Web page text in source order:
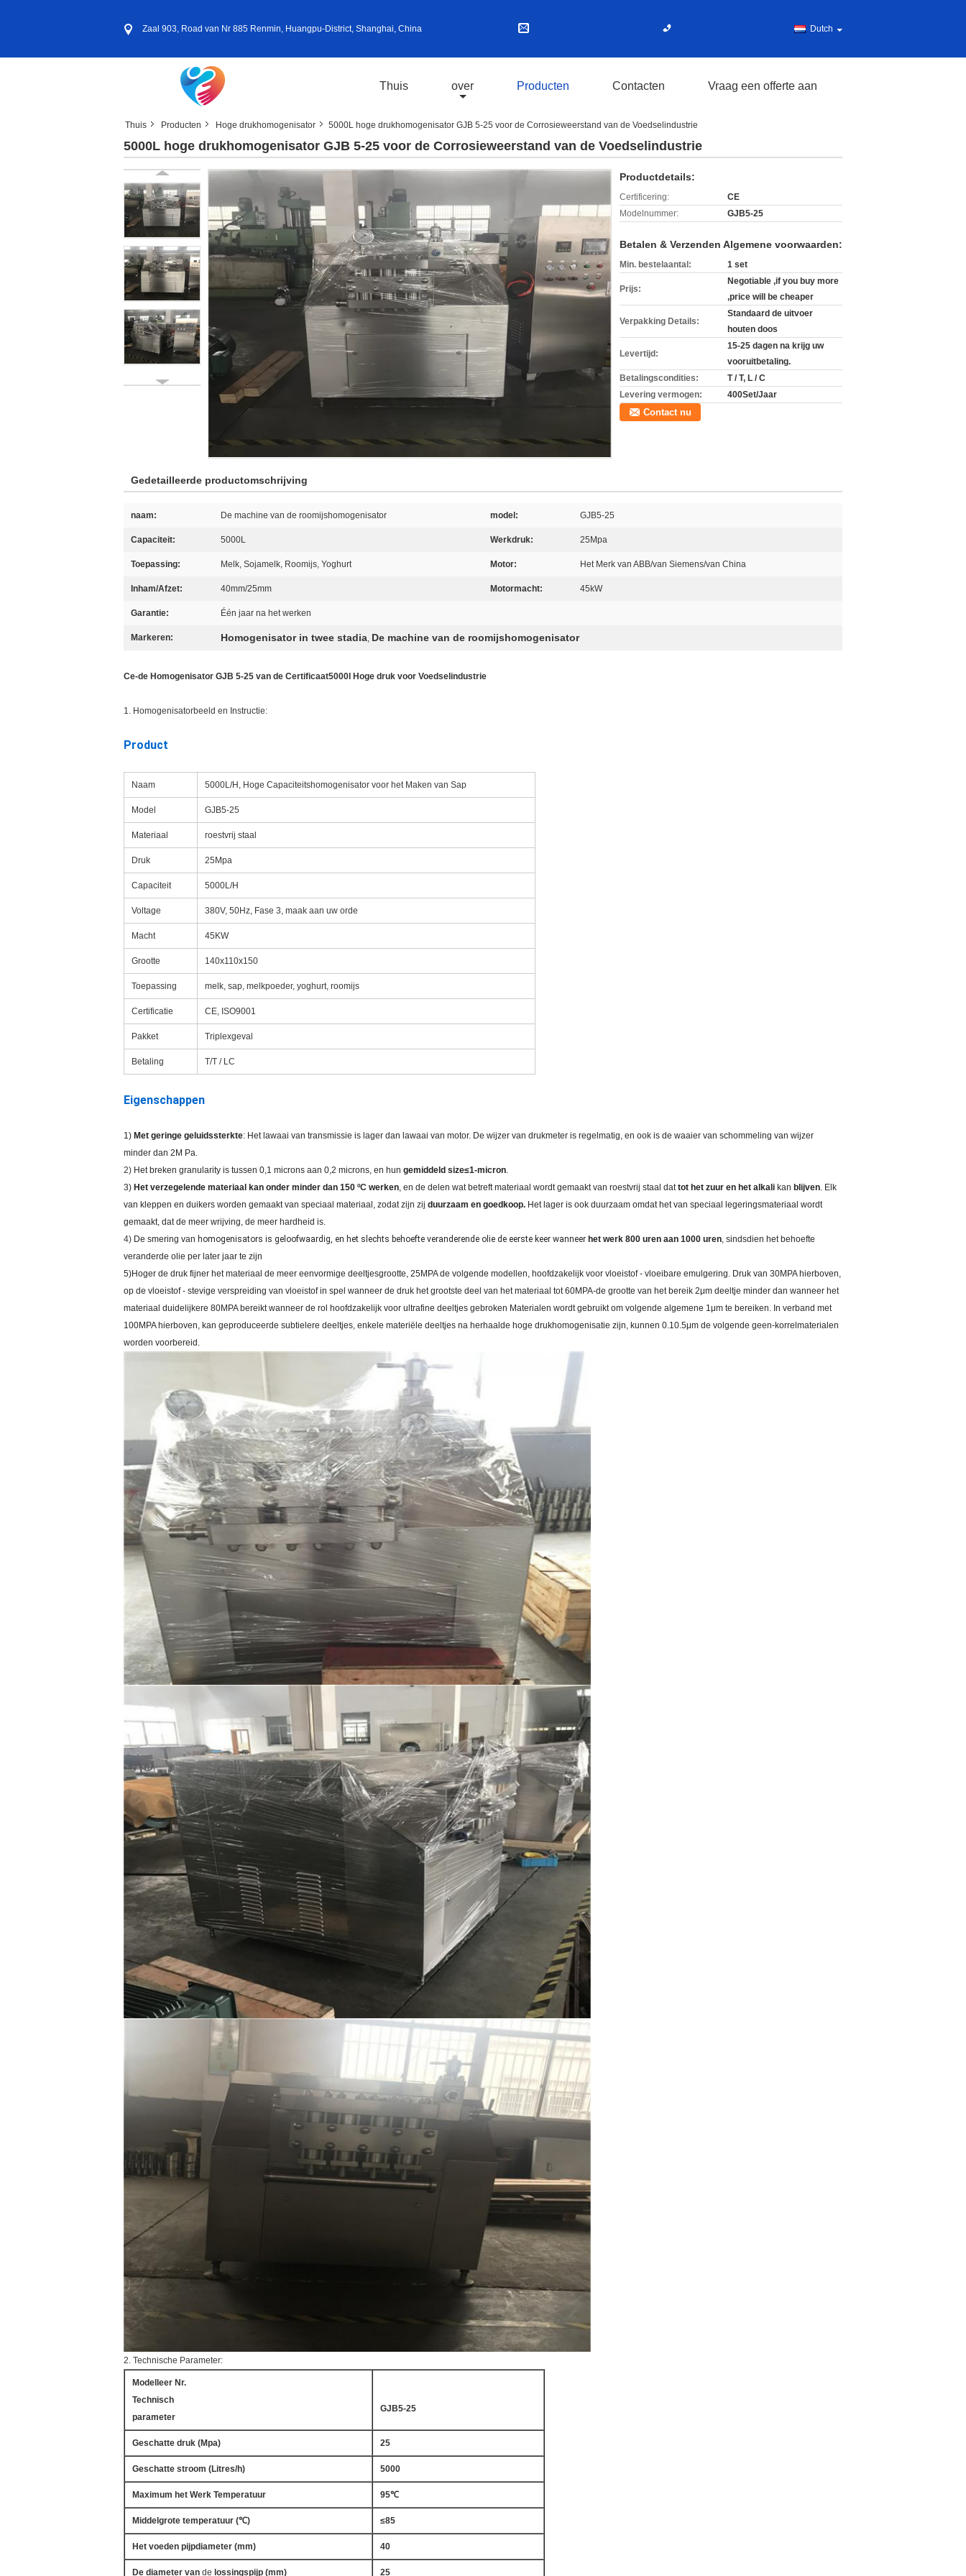
Zaal 903, Road van Nr 885 Renmin, Huangpu-District, Shanghai, China Dutch
Thuis over Producten Contacten Vraag een offerte aan
Thuis Producten Hoge drukhomogenisator 5000L hoge drukhomogenisator GJB 5-25 voor de Corrosieweerstand van de Voedselindustrie
5000L hoge drukhomogenisator GJB 5-25 voor de Corrosieweerstand van de Voedselindustrie
Productdetails:
Certificering:
CE
Modelnummer:
GJB5-25
Betalen & Verzenden Algemene voorwaarden:
Min. bestelaantal: 1 set
Prijs:
Negotiable ,if you buy more
,price will be cheaper
Verpakking Details:
Standaard de uitvoer
houten doos
Levertijd:
15-25 dagen na krijg uw
vooruitbetaling.
Betalingscondities:
T / T, L / C
Levering vermogen:
400Set/Jaar
Contact nu
Gedetailleerde productomschrijving
naam: De machine van de roomijshomogenisator model: GJB5-25
Capaciteit: 5000L Werkdruk: 25Mpa
Toepassing: Melk, Sojamelk, Roomijs, Yoghurt Motor: Het Merk van ABB/van Siemens/van China
Inham/Afzet: 40mm/25mm Motormacht: 45kW
Garantie: Één jaar na het werken
Markeren: Homogenisator in twee stadia, De machine van de roomijshomogenisator
Ce-de Homogenisator GJB 5-25 van de Certificaat5000l Hoge druk voor Voedselindustrie
1. Homogenisatorbeeld en Instructie:
Product
Naam 5000L/H, Hoge Capaciteitshomogenisator voor het Maken van Sap
Model GJB5-25
Materiaal roestvrij staal
Druk 25Mpa
Capaciteit 5000L/H
Voltage 380V, 50Hz, Fase 3, maak aan uw orde
Macht 45KW
Grootte 140x110x150
Toepassing melk, sap, melkpoeder, yoghurt, roomijs
Certificatie CE, ISO9001
Pakket Triplexgeval
Betaling T/T / LC
Eigenschappen
1) Met geringe geluidssterkte: Het lawaai van transmissie is lager dan lawaai van motor. De wijzer van drukmeter is regelmatig, en ook is de waaier van schommeling van wijzer
minder dan 2M Pa.
2) Het breken granularity is tussen 0,1 microns aan 0,2 microns, en hun gemiddeld size≤1-micron.
3) Het verzegelende materiaal kan onder minder dan 150 ºC werken, en de delen wat betreft materiaal wordt gemaakt van roestvrij staal dattot het zuur en het alkali kan blijven. Elk
van kleppen en duikers worden gemaakt van speciaal materiaal, zodat zijn zij duurzaam en goedkoop. Het lager is ook duurzaam omdat het van speciaal legeringsmateriaal wordt
gemaakt, dat de meer wrijving, de meer hardheid is.
4) De smering van homogenisators is geloofwaardig, en het slechts behoefte veranderende olie de eerste keer wanneer het werk 800 uren aan 1000 uren, sindsdien het behoefte
veranderde olie per later jaar te zijn
5)Hoger de druk fijner het materiaal de meer eenvormige deeltjesgrootte, 25MPA de volgende modellen, hoofdzakelijk voor vloeistof - vloeibare emulgering. Druk van 30MPA hierboven,
op de vloeistof - stevige verspreiding van vloeistof in spel wanneer de druk het grootste deel van het materiaal tot 60MPA-de grootte van het bereik 2μm deeltje minder dan wanneer het
materiaal duidelijkere 80MPA bereikt wanneer de rol hoofdzakelijk voor ultrafine deeltjes gebroken Materialen wordt gebruikt om volgende algemene 1μm te bereiken. In verband met
100MPA hierboven, kan geproduceerde subtielere deeltjes, enkele materiële deeltjes na herhaalde hoge drukhomogenisatie zijn, kunnen 0.10.5μm de volgende geen-korrelmaterialen
worden voorbereid.
2. Technische Parameter:
Modelleer Nr.
Technisch
parameter
GJB5-25
Geschatte druk (Mpa) 25
Geschatte stroom (Litres/h) 5000
Maximum het Werk Temperatuur 95℃
Middelgrote temperatuur (℃) ≤85
Het voeden pijpdiameter (mm) 40
De diameter van de lossingspijp (mm) 25